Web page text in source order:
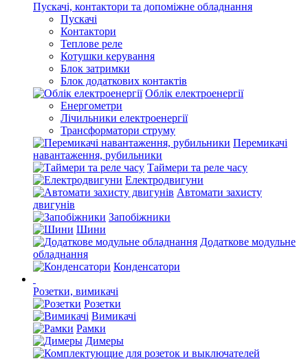
Пускачі, контактори та допоміжне обладнання
Пускачі
Контактори
Теплове реле
Котушки керування
Блок затримки
Блок додаткових контактів
Облік електроенергії
Енергометри
Лічильники електроенергії
Трансформатори струму
Перемикачі
навантаження, рубильники
Таймери та реле часу
Електродвигуни
Автомати захисту
двигунів
Запобіжники
Шини
Додаткове модульне
обладнання
Конденсатори
Розетки, вимикачі
Розетки
Вимикачі
Рамки
Димеры